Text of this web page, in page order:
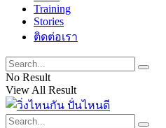
Training
Stories
ติดต่อเรา
No Result
View All Result